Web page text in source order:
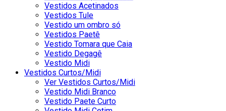
Vestidos Acetinados
Vestidos Tule
Vestido um ombro só
Vestidos Paetê
Vestido Tomara que Caia
Vestido Degagê
Vestido Midi
Vestidos Curtos/Midi
Ver Vestidos Curtos/Midi
Vestido Midi Branco
Vestido Paete Curto